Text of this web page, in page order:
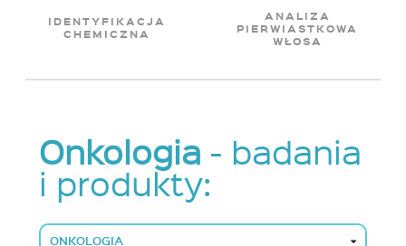
IDENTYFIKACJA
CHEMICZNA
ANALIZA
PIERWIASTKOWA
WŁOSA
Onkologia - badania
i produkty:
ONKOLOGIA